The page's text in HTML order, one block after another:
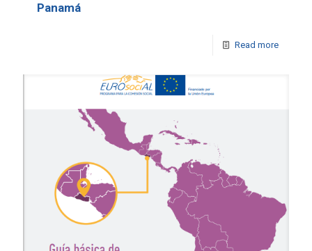
Panamá
Read more